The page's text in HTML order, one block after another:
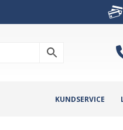
KUNDSERVICE